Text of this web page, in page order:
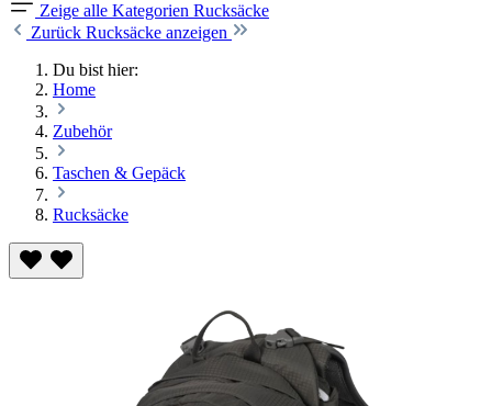
Zeige alle Kategorien Rucksäcke
Zurück Rucksäcke anzeigen
Du bist hier:
Home
Zubehör
Taschen & Gepäck
Rucksäcke